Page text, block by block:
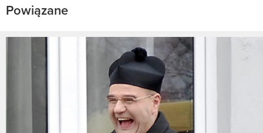
Powiązane